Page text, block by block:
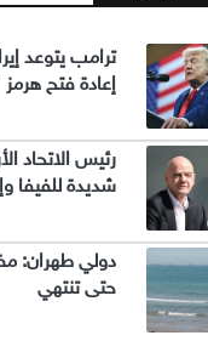
ترامب يتوعد
إعادة فتح هرمز
رئيس الاتحاد
شديدة للفيفا
دولي طهران:
حتى تنتهي